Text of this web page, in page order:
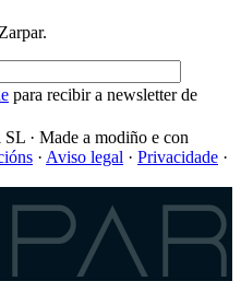
para recibir a newsletter de
· Made a modiño e con
· Aviso legal · Privacidade ·